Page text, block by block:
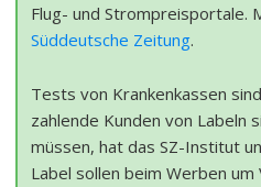
Flug- und Strompreisportale.
Süddeutsche Zeitung.
Tests von Krankenkassen
zahlende Kunden von Labeln
müssen, hat das SZ-Institut
Label sollen beim Werben